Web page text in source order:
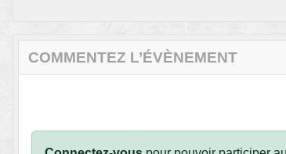
COMMENTEZ L’ÉVÈNEMENT